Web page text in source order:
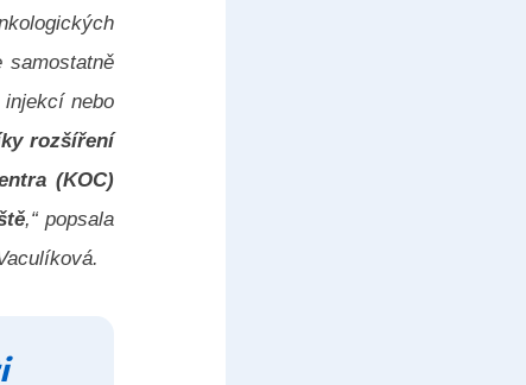
samostatně
nebo
rozšíření
(KOC)
,“ popsala